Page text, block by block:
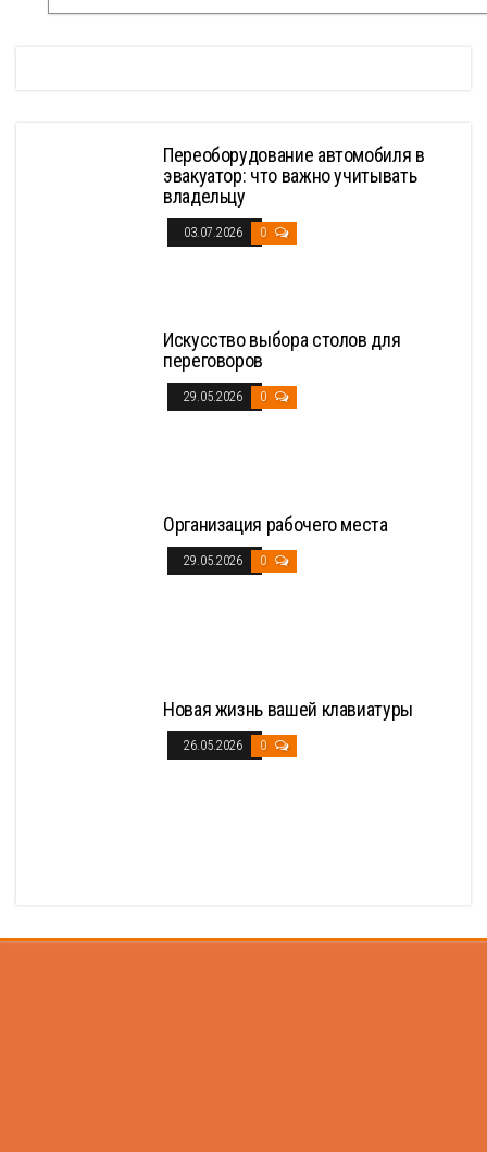
Переоборудование автомобиля в
эвакуатор: что важно учитывать
владельцу
03.07.2026 0
Искусство выбора столов для
переговоров
29.05.2026 0
Организация рабочего места
29.05.2026 0
Новая жизнь вашей клавиатуры
26.05.2026 0